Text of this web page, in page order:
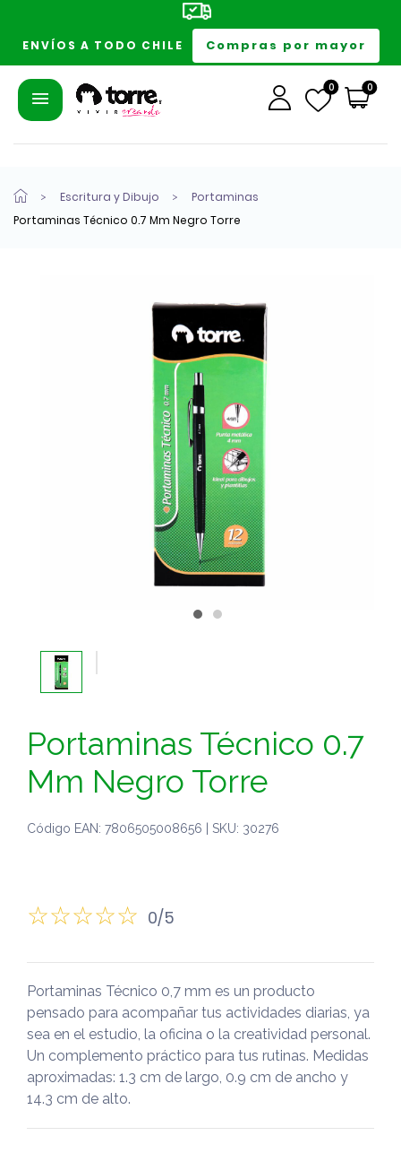
ENVÍOS A TODO CHILE Compras por mayor
0 0
Escritura y Dibujo
Portaminas
Portaminas Técnico 0.7 Mm Negro Torre
Portaminas Técnico 0.7
Mm Negro Torre
Código EAN: 7806505008656 | SKU: 30276
0/5
Portaminas Técnico 0,7 mm es un producto
pensado para acompañar tus actividades diarias, ya
sea en el estudio, la oficina o la creatividad personal.
Un complemento práctico para tus rutinas. Medidas
aproximadas: 1.3 cm de largo, 0.9 cm de ancho y
14.3 cm de alto.